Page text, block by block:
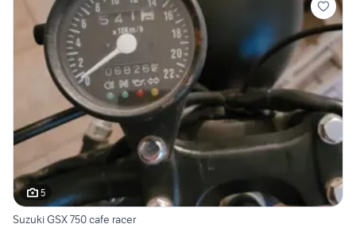
5
Suzuki GSX 750 cafe racer